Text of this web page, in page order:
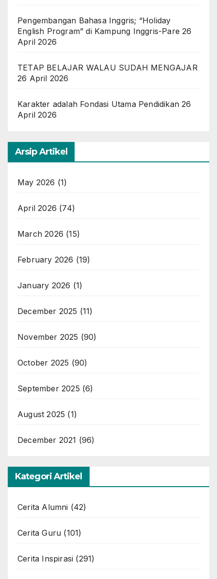
Pengembangan Bahasa Inggris; “Holiday
English Program” di Kampung Inggris-Pare 26
April 2026
TETAP BELAJAR WALAU SUDAH MENGAJAR
26 April 2026
Karakter adalah Fondasi Utama Pendidikan 26
April 2026
Arsip Artikel
May 2026 (1)
April 2026 (74)
March 2026 (15)
February 2026 (19)
January 2026 (1)
December 2025 (11)
November 2025 (90)
October 2025 (90)
September 2025 (6)
August 2025 (1)
December 2021 (96)
Kategori Artikel
Cerita Alumni (42)
Cerita Guru (101)
Cerita Inspirasi (291)